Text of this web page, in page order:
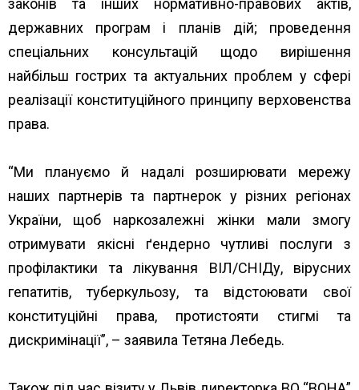
законів та інших нормативно-правових актів,
державних програм і планів дій; проведення
спеціальних консультацій щодо вирішення
найбільш гострих та актуальних проблем у сфері
реалізації конституційного принципу верховенства
права.
“Ми плануємо й надалі розширювати мережу
наших партнерів та партнерок у різних регіонах
України, щоб наркозалежні жінки мали змогу
отримувати якісні ґендерно чутливі послуги з
профілактики та лікування ВІЛ/СНІДу, вірусних
гепатитів, туберкульозу, та відстоювати свої
конституційні права, протистояти стигмі та
дискримінації”, – заявила Тетяна Лебедь.